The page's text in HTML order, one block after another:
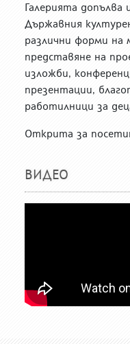
Галерията
Държавния
различни форми на
представяне на
изложби,
презентации,
работилници за
Открита за
ВИДЕО